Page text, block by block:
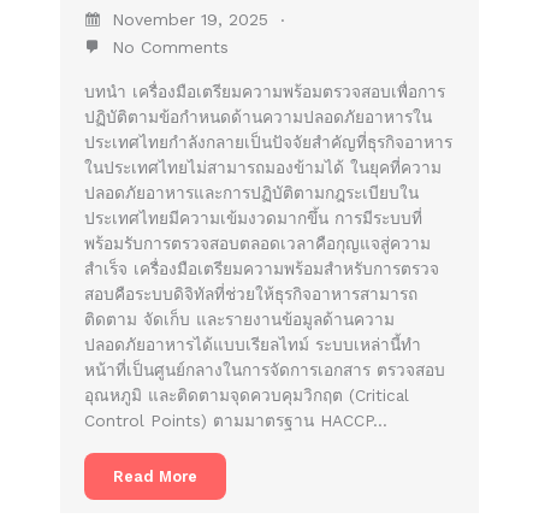
November 19, 2025
No Comments
บทนำ เครื่องมือเตรียมความพร้อมตรวจสอบเพื่อการ
ปฏิบัติตามข้อกำหนดด้านความปลอดภัยอาหารใน
ประเทศไทยกำลังกลายเป็นปัจจัยสำคัญที่ธุรกิจอาหาร
ในประเทศไทยไม่สามารถมองข้ามได้ ในยุคที่ความ
ปลอดภัยอาหารและการปฏิบัติตามกฎระเบียบใน
ประเทศไทยมีความเข้มงวดมากขึ้น การมีระบบที่
พร้อมรับการตรวจสอบตลอดเวลาคือกุญแจสู่ความ
สำเร็จ เครื่องมือเตรียมความพร้อมสำหรับการตรวจ
สอบคือระบบดิจิทัลที่ช่วยให้ธุรกิจอาหารสามารถ
ติดตาม จัดเก็บ และรายงานข้อมูลด้านความ
ปลอดภัยอาหารได้แบบเรียลไทม์ ระบบเหล่านี้ทำ
หน้าที่เป็นศูนย์กลางในการจัดการเอกสาร ตรวจสอบ
อุณหภูมิ และติดตามจุดควบคุมวิกฤต (Critical
Control Points) ตามมาตรฐาน HACCP…
Read More